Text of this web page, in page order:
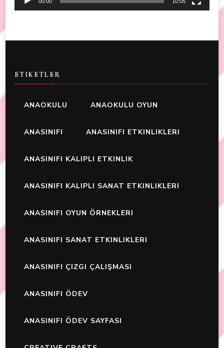
ETIKETLER
ANAOKULU ANAOKULU OYUN
ANASINIFI ANASINIFI ETKINLIKLERI
ANASINIFI KALIPLI ETKINLIK
ANASINIFI KALIPLI SANAT ETKINLIKLERI
ANASINIFI OYUN ÖRNEKLERI
ANASINIFI SANAT ETKINLIKLERI
ANASINIFI ÇIZGI ÇALIŞMASI
ANASINIFI ÖDEV
ANASINIFI ÖDEV SAYFASI